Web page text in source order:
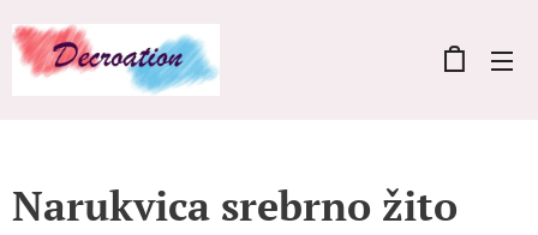
Narukvica srebrno žito